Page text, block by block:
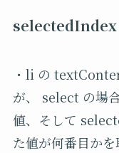
selectedIndex
・li の
が、 select の場
値、そして
た値が何番目か